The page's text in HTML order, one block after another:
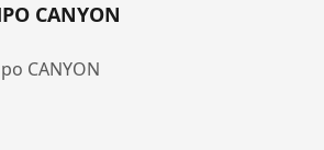
CANYON
CANYON